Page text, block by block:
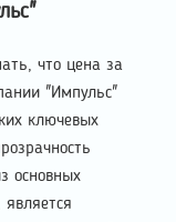
что цена за
"Импульс"
ключевых
основных